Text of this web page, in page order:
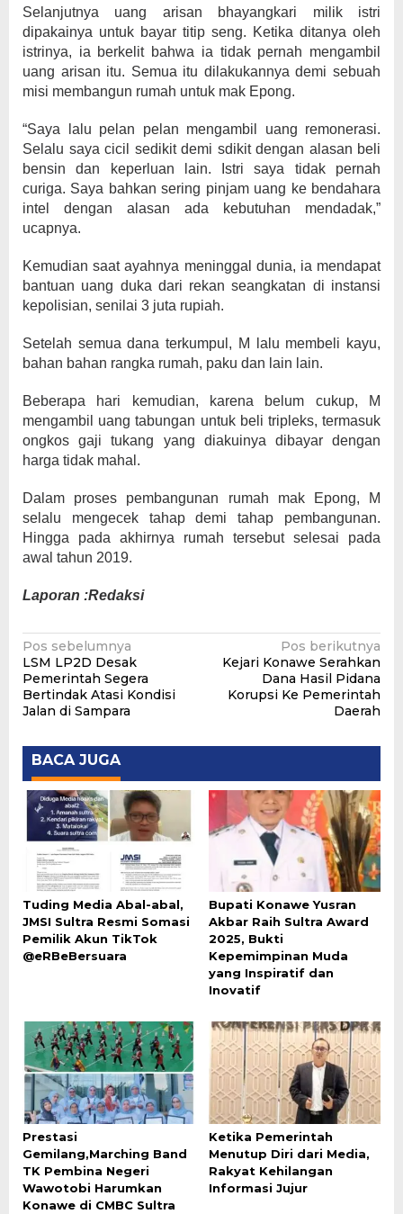
Selanjutnya uang arisan bhayangkari milik istri
dipakainya untuk bayar titip seng. Ketika ditanya oleh
istrinya, ia berkelit bahwa ia tidak pernah mengambil
uang arisan itu. Semua itu dilakukannya demi sebuah
misi membangun rumah untuk mak Epong.
“Saya lalu pelan pelan mengambil uang remonerasi.
Selalu saya cicil sedikit demi sdikit dengan alasan beli
bensin dan keperluan lain. Istri saya tidak pernah
curiga. Saya bahkan sering pinjam uang ke bendahara
intel dengan alasan ada kebutuhan mendadak,”
ucapnya.
Kemudian saat ayahnya meninggal dunia, ia mendapat
bantuan uang duka dari rekan seangkatan di instansi
kepolisian, senilai 3 juta rupiah.
Setelah semua dana terkumpul, M lalu membeli kayu,
bahan bahan rangka rumah, paku dan lain lain.
Beberapa hari kemudian, karena belum cukup, M
mengambil uang tabungan untuk beli tripleks, termasuk
ongkos gaji tukang yang diakuinya dibayar dengan
harga tidak mahal.
Dalam proses pembangunan rumah mak Epong, M
selalu mengecek tahap demi tahap pembangunan.
Hingga pada akhirnya rumah tersebut selesai pada
awal tahun 2019.
Laporan :Redaksi
Navigasi
pos
Pos sebelumnya
LSM LP2D Desak
Pemerintah Segera
Bertindak Atasi Kondisi
Jalan di Sampara
Pos berikutnya
Kejari Konawe Serahkan
Dana Hasil Pidana
Korupsi Ke Pemerintah
Daerah
BACA JUGA
Tuding Media Abal-abal,
JMSI Sultra Resmi Somasi
Pemilik Akun TikTok
@eRBeBersuara
Bupati Konawe Yusran
Akbar Raih Sultra Award
2025, Bukti
Kepemimpinan Muda
yang Inspiratif dan
Inovatif
Prestasi
Gemilang,Marching Band
TK Pembina Negeri
Wawotobi Harumkan
Konawe di CMBC Sultra
Ketika Pemerintah
Menutup Diri dari Media,
Rakyat Kehilangan
Informasi Jujur